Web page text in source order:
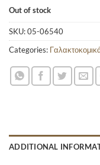
Out of stock
SKU:05-06540
Categories:
ADDITIONAL